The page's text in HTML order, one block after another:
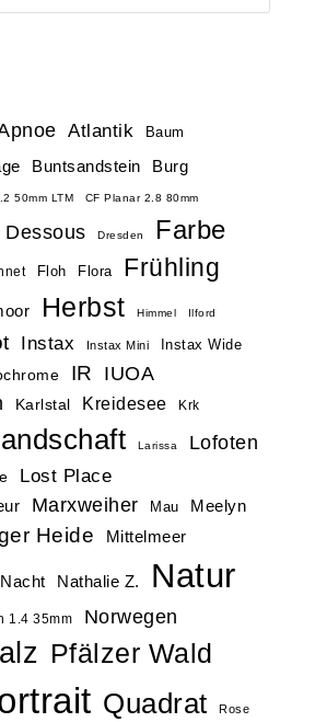
Atlantik Baum
Buntsandstein Burg
50mm LTM CF Planar 2.8 80mm
Dessous Dresden Farbe
Floh Flora Frühling
Herbst Himmel Ilford
Instax Instax Mini
Instax Wide
IR
IUOA
Karlstal Kreidesee Krk
Larissa Lofoten
Lost Place
Marxweiher Mau Meelyn
Heide Mittelmeer
Nacht Nathalie Z. Natur
1.4 35mm Norwegen
Pfälzer Wald
Quadrat Rose